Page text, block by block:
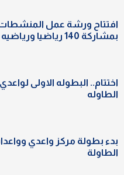
افتتاح ورشة عمل
بمشاركة 140 رياضيا ورياضيه
اختتام.. البطوله الاولى
الطاوله
بدء بطولة مركز واعدي
الطاولة